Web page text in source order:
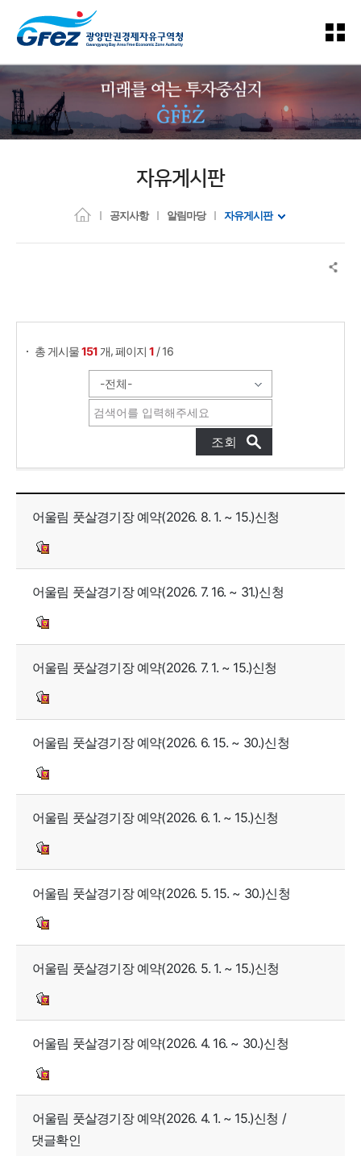
자유게시판
공지사항 알림마당 자유게시판
총 게시물151 개,페이지1 / 16
자유게시판 목록으로 번호, 제목, 작성자, 조회수, 등록일, 첨부파일로 나열 되고 있습니다.
어울림 풋살경기장 예약(2026. 8. 1. ~ 15.)신청
어울림 풋살경기장 예약(2026. 7. 16. ~ 31.)신청
어울림 풋살경기장 예약(2026. 7. 1. ~ 15.)신청
어울림 풋살경기장 예약(2026. 6. 15. ~ 30.)신청
어울림 풋살경기장 예약(2026. 6. 1. ~ 15.)신청
어울림 풋살경기장 예약(2026. 5. 15. ~ 30.)신청
어울림 풋살경기장 예약(2026. 5. 1. ~ 15.)신청
어울림 풋살경기장 예약(2026. 4. 16. ~ 30.)신청
어울림 풋살경기장 예약(2026. 4. 1. ~ 15.)신청 /
댓글확인